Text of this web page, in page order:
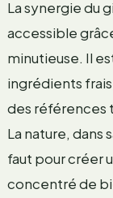
La synergie du
accessible
minutieuse. Il
ingrédients
des références
La nature, dans
faut pour créer
concentré de